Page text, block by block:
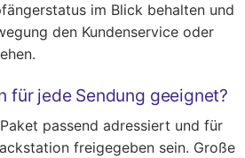
im Blick behalten und
den Kundenservice oder
für jede Sendung geeignet?
passend adressiert und für
freigegeben sein. Große